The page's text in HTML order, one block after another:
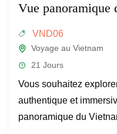
Vue panoramique
VND06
Voyage au Vietnam
21 Jours
Vous souhaitez
authentique et
panoramique du